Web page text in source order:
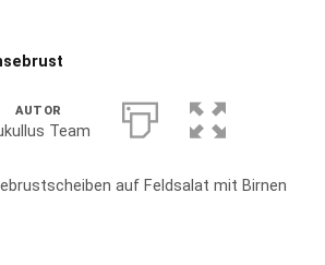
AUTOR
Team
auf Feldsalat mit Birnen